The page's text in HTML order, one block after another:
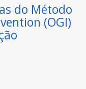
do Método
(OGI)